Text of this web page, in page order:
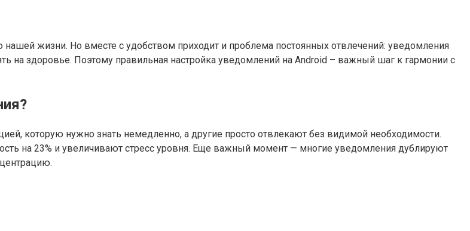
жизни. Но вместе с удобством приходит и проблема постоянных отвлечений: уведомления
на здоровье. Поэтому правильная настройка уведомлений на Android – важный шаг к гармонии с
которую нужно знать немедленно, а другие просто отвлекают без видимой необходимости.
на 23% и увеличивают стресс уровня. Еще важный момент — многие уведомления дублируют